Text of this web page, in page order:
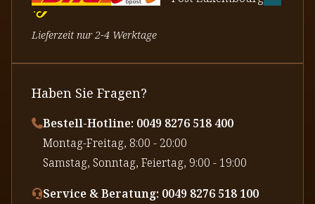
Lieferzeit nur 2-4 Werktage
Haben Sie Fragen?
Bestell-Hotline: 0049 8276 518 400
⁠Montag-Freitag, 8:00 - 20:00
⁠Samstag, Sonntag, Feiertag, 9:00 - 19:00
Service & Beratung: 0049 8276 518 100